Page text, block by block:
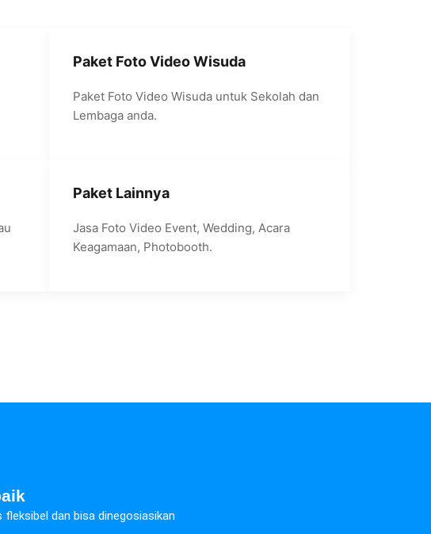
Paket Foto Video Wisuda
Paket Foto Video Wisuda untuk Sekolah dan
Lembaga anda.
Paket Lainnya
Jasa Foto Video Event, Wedding, Acara
Keagamaan, Photobooth.
dan bisa dinegosiasikan